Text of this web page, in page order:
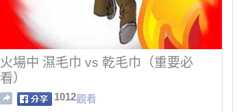
火場中 濕毛巾 vs 乾毛巾（重要必
看）
1012觀看